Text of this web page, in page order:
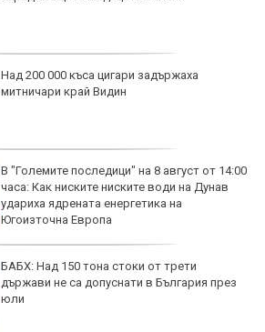
Над 200 000 къса цигари задържаха
митничари край Видин
В "Големите последици" на 8 август от 14:00
часа: Как ниските ниските води на Дунав
удариха ядрената енергетика на
Югоизточна Европа
БАБХ: Над 150 тона стоки от трети
държави не са допуснати в България през
юли